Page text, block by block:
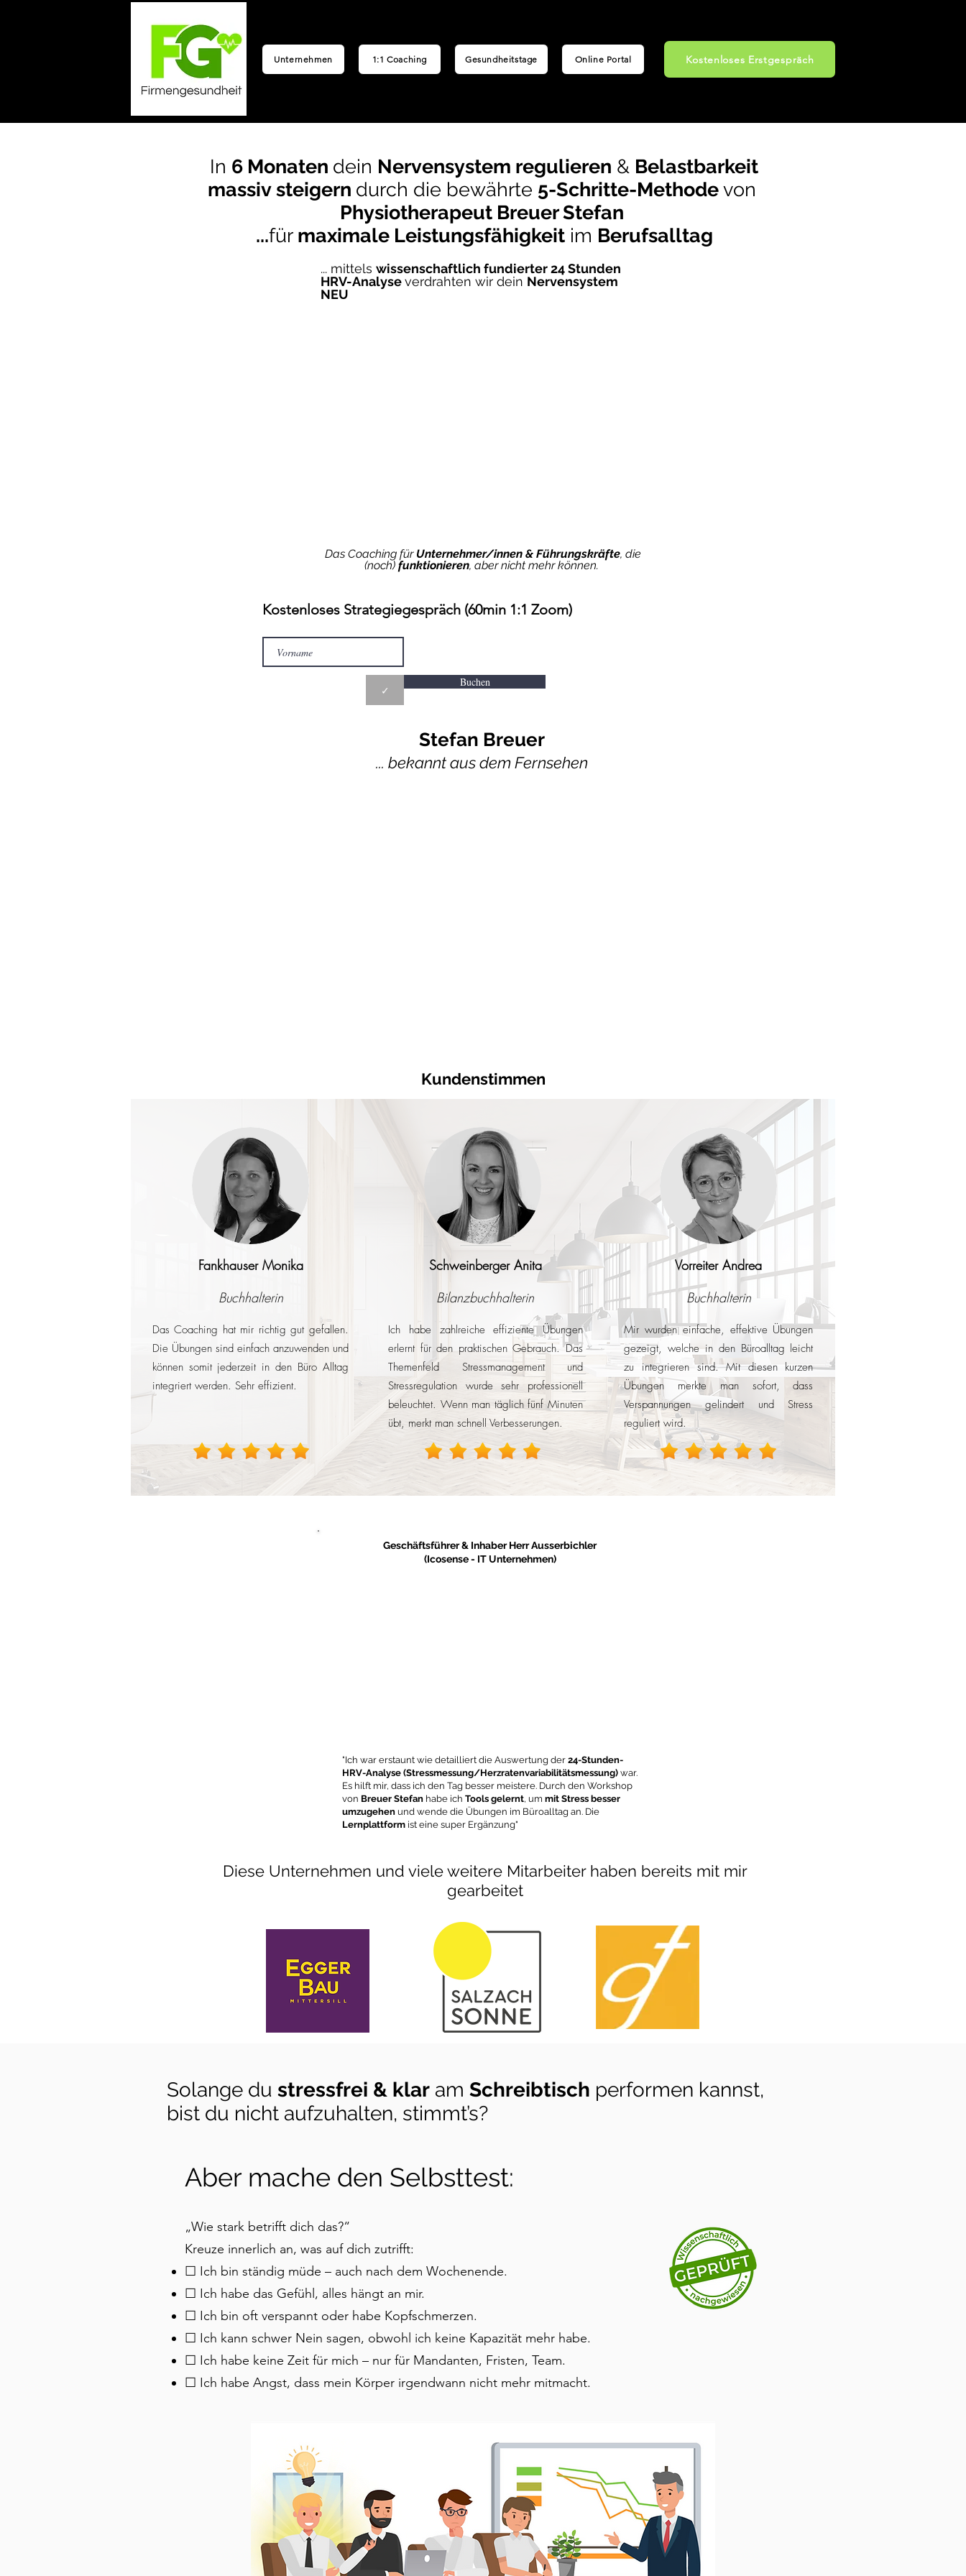
Unternehmen 1:1 Coaching Gesundheitstage Online Portal Kostenloses Erstgespräch
In 6 Monaten dein Nervensystem regulieren & Belastbarkeit
massivsteigern durch die bewährte 5-Schritte-Methodevon
Physiotherapeut Breuer Stefan
...für maximale Leistungsfähigkeitim Berufsalltag
... mittels wissenschaftlich fundierter 24 Stunden
HRV-Analyseverdrahten wir dein Nervensystem
NEU
Das Coaching für Unternehmer/innen & Führungskräfte, die
(noch) funktionieren, aber nicht mehr können.
Kostenloses Strategiegespräch (60min 1:1 Zoom)
✓
Buchen
Stefan Breuer
... bekannt aus dem Fernsehen
Kundenstimmen
Fankhauser Monika
Buchhalterin
Das Coaching hat mir richtig gut gefallen.
Die Übungen sind einfach anzuwenden und
können somit jederzeit in den Büro Alltag
integriert werden. Sehr effizient.
Schweinberger Anita
Bilanzbuchhalterin
Ich habe zahlreiche effiziente Übungen
erlernt für den praktischen Gebrauch. Das
Themenfeld Stressmanagement und
Stressregulation wurde sehr professionell
beleuchtet. ​ Wenn man täglich fünf Minuten
übt, merkt man schnell Verbesserungen.
Vorreiter Andrea
Buchhalterin
Mir wurden einfache, effektive Übungen
gezeigt, welche in den Büroalltag leicht
zu integrieren sind. Mit diesen kurzen
Übungen merkte man sofort, dass
Verspannungen gelindert und Stress
reguliert wird.
Geschäftsführer & Inhaber Herr Ausserbichler
(Icosense - IT Unternehmen)
"Ich war erstaunt wie detailliert die Auswertung der 24-Stunden-
HRV-Analyse (Stressmessung/Herzratenvariabilitätsmessung) war.
Es hilft mir, dass ich den Tag besser meistere. Durch den Workshop
von Breuer Stefan habe ich Tools gelernt, um mit Stress besser
umzugehen und wende die Übungen im Büroalltag an. Die
Lernplattform ist eine super Ergänzung"
Diese Unternehmen und viele weitere Mitarbeiter haben bereits mit mir
gearbeitet
Solange du stressfrei & klar am Schreibtisch performen kannst,
bist du nicht aufzuhalten, stimmt’s?
Aber mache den Selbsttest:
„Wie stark betrifft dich das?“
Kreuze innerlich an, was auf dich zutrifft:
☐ Ich bin ständig müde – auch nach dem Wochenende.
☐ Ich habe das Gefühl, alles hängt an mir.
☐ Ich bin oft verspannt oder habe Kopfschmerzen.
☐ Ich kann schwer Nein sagen, obwohl ich keine Kapazität mehr habe.
☐ Ich habe keine Zeit für mich – nur für Mandanten, Fristen, Team.
☐ Ich habe Angst, dass mein Körper irgendwann nicht mehr mitmacht.